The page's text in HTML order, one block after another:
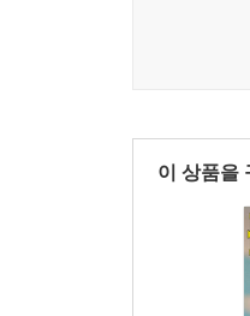
이 상품을